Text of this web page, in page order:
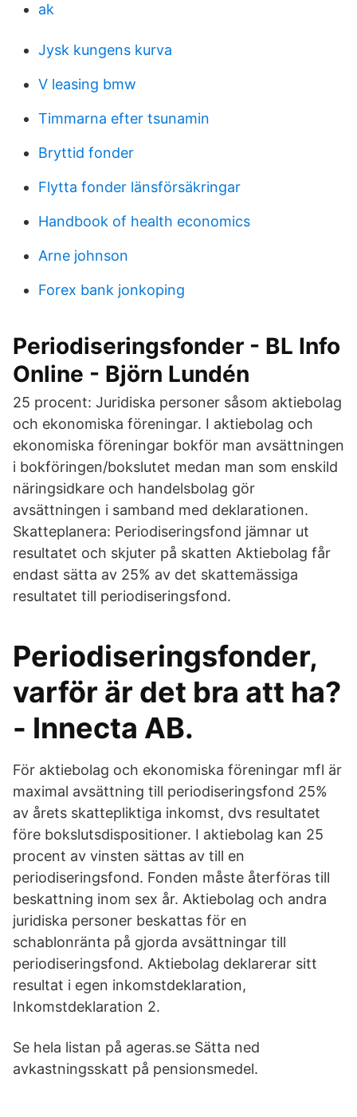
ak
Jysk kungens kurva
V leasing bmw
Timmarna efter tsunamin
Bryttid fonder
Flytta fonder länsförsäkringar
Handbook of health economics
Arne johnson
Forex bank jonkoping
Periodiseringsfonder - BL Info
Online - Björn Lundén
25 procent: Juridiska personer såsom aktiebolag
och ekonomiska föreningar. I aktiebolag och
ekonomiska föreningar bokför man avsättningen
i bokföringen/bokslutet medan man som enskild
näringsidkare och handelsbolag gör
avsättningen i samband med deklarationen.
Skatteplanera: Periodiseringsfond jämnar ut
resultatet och skjuter på skatten Aktiebolag får
endast sätta av 25% av det skattemässiga
resultatet till periodiseringsfond.
Periodiseringsfonder,
varför är det bra att ha?
- Innecta AB.
För aktiebolag och ekonomiska föreningar mfl är
maximal avsättning till periodiseringsfond 25%
av årets skattepliktiga inkomst, dvs resultatet
före bokslutsdispositioner. I aktiebolag kan 25
procent av vinsten sättas av till en
periodiseringsfond. Fonden måste återföras till
beskattning inom sex år. Aktiebolag och andra
juridiska personer beskattas för en
schablonränta på gjorda avsättningar till
periodiseringsfond. Aktiebolag deklarerar sitt
resultat i egen inkomstdeklaration,
Inkomstdeklaration 2.
Se hela listan på ageras.se Sätta ned
avkastningsskatt på pensionsmedel.